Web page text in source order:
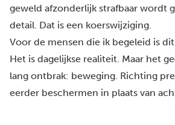
geweld afzonderlijk strafbaar wordt
detail. Dat is een koerswijziging.
Voor de mensen die ik begeleid is
Het is dagelijkse realiteit. Maar het
lang ontbrak: beweging. Richting
eerder beschermen in plaats van